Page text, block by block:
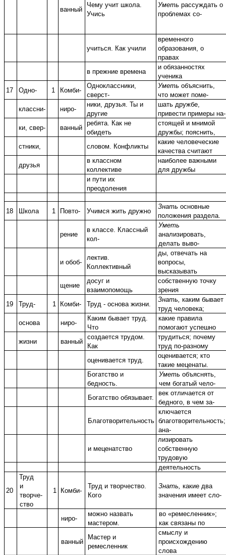
ванный
Чему учит школа.
Учись
Уметь рассуждать о
проблемах со-
учиться. Как учили
временного
образования, о
правах
в прежние времена
и обязанностях
ученика
17
Одно- 1 Комби-
Одноклассники,
сверст-
Уметь объяснить,
что может поме-
классни-
ниро-
ники, друзья. Ты и
другие
шать дружбе,
привести примеры на-
ки, свер-
ванный
ребята. Как не
обидеть
стоящей и мнимой
дружбы; пояснить,
стники,
словом. Конфликты
какие человеческие
качества считают
друзья
в классном
коллективе
наиболее важными
для дружбы
и пути их
преодоления
18 Школа 1 Повто- Учимся жить дружно
Знать основные
положения раздела.
рение
в классе. Классный
кол-
Уметь
анализировать,
делать выво-
и обоб-
лектив.
Коллективный
ды, отвечать на
вопросы,
высказывать
щение
досуг и
взаимопомощь
собственную точку
зрения
19
Труд- 1 Комби- Труд - основа жизни.
Знать, каким бывает
труд человека;
основа
ниро-
Каким бывает труд.
Что
какие правила
помогают успешно
жизни
ванный
создается трудом.
Как
трудиться; почему
труд по-разному
оценивается труд.
оценивается; кто
такие меценаты.
Богатство и
бедность.
Уметь объяснять,
чем богатый чело-
Богатство обязывает.
век отличается от
бедного, в чем за-
Благотворительность
ключается
благотворительность;
ана-
и меценатство
лизировать
собственную
трудовую
деятельность
20
Труд
и
творче-
ство
1 Комби-
Труд и творчество.
Кого
Знать, какие два
значения имеет сло-
ниро-
можно назвать
мастером.
во «ремесленник»;
как связаны по
ванный
Мастер и
ремесленник
смыслу и
происхождению
слова